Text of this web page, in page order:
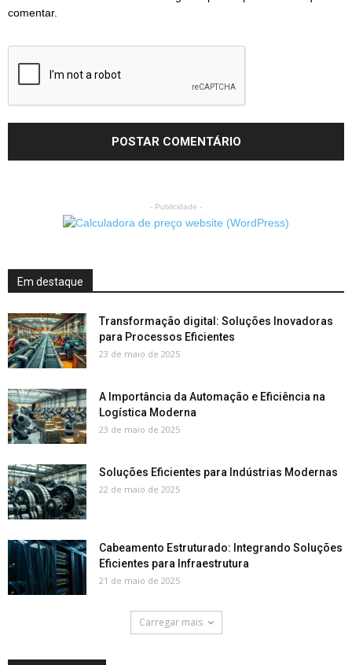
comentar.
- Publicidade -
Em destaque
Transformação digital: Soluções Inovadoras
para Processos Eficientes
23 de maio de 2025
A Importância da Automação e Eficiência na
Logística Moderna
23 de maio de 2025
Soluções Eficientes para Indústrias Modernas
22 de maio de 2025
Cabeamento Estruturado: Integrando Soluções
Eficientes para Infraestrutura
21 de maio de 2025
Carregar mais